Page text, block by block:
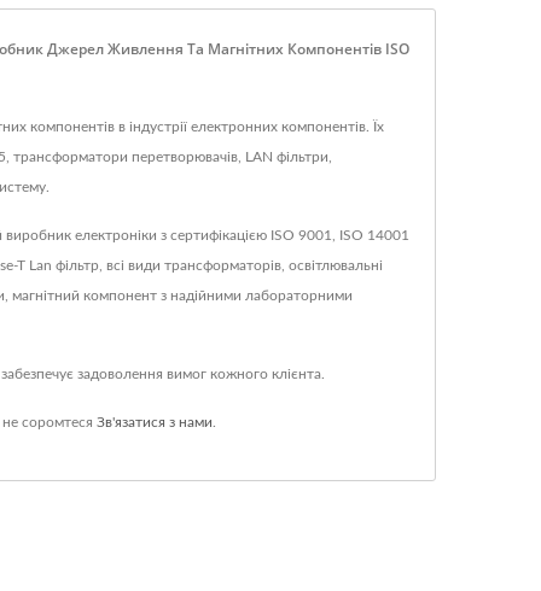
Джерел Живлення Та Магнітних Компонентів ISO
компонентів в індустрії електронних компонентів. Їх
трансформатори перетворювачів, LAN фільтри,
електроніки з сертифікацією ISO 9001, ISO 14001
Lan фільтр, всі види трансформаторів, освітлювальні
магнітний компонент з надійними лабораторними
задоволення вимог кожного клієнта.
не соромтеся Зв'язатися з нами